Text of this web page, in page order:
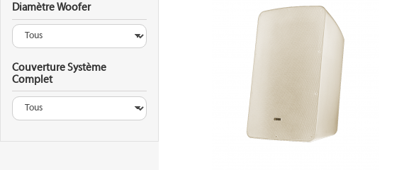
CS-S12TW
Version passive 8Ω/100V/70V
IP66 en option
Vendue à l'unité
Diamètre Woofer
Couverture Système
Complet